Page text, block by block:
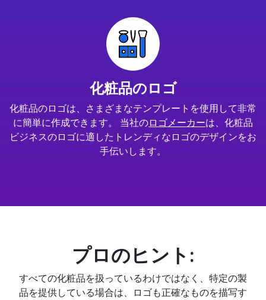
化粧品のロゴ
化粧品のロゴは、さまざまなテンプレートを使用して非常
に簡単に作成できます。 当社のロゴメーカーは、化粧品
ビジネスのロゴに適したトレンディなロゴのデザインをお
手伝いします。
プロのヒント:
すべての化粧品を扱っているわけではなく、特定の製
品を提供している場合は、ロゴも正確なものを描写す